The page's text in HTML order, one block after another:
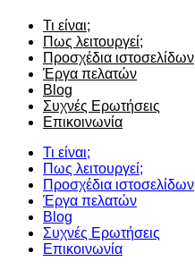
Τι είναι;
Πως λειτουργεί;
Προσχέδια ιστοσελίδων
Έργα πελατών
Blog
Συχνές Ερωτήσεις
Επικοινωνία
Τι είναι;
Πως λειτουργεί;
Προσχέδια ιστοσελίδων
Έργα πελατών
Blog
Συχνές Ερωτήσεις
Επικοινωνία